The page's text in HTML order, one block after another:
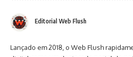
Editorial Web Flush
Lançado em 2018, o Web Flush